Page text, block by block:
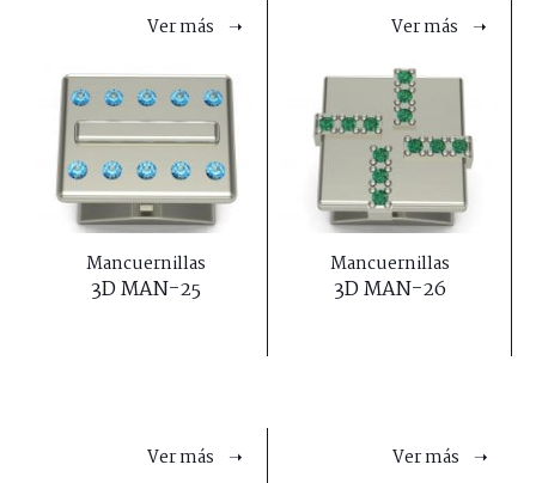
Ver más ➝
Mancuernillas
3D MAN-25
Ver más ➝
Mancuernillas
3D MAN-26
Ver más ➝ Ver más ➝